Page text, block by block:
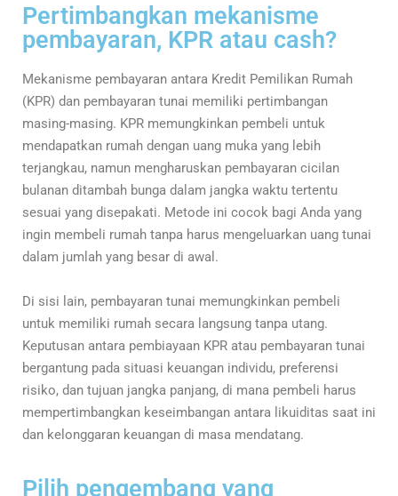
Pertimbangkan mekanisme
pembayaran, KPR atau cash?
Mekanisme pembayaran antara Kredit Pemilikan Rumah
(KPR) dan pembayaran tunai memiliki pertimbangan
masing-masing. KPR memungkinkan pembeli untuk
mendapatkan rumah dengan uang muka yang lebih
terjangkau, namun mengharuskan pembayaran cicilan
bulanan ditambah bunga dalam jangka waktu tertentu
sesuai yang disepakati. Metode ini cocok bagi Anda yang
ingin membeli rumah tanpa harus mengeluarkan uang tunai
dalam jumlah yang besar di awal.
Di sisi lain, pembayaran tunai memungkinkan pembeli
untuk memiliki rumah secara langsung tanpa utang.
Keputusan antara pembiayaan KPR atau pembayaran tunai
bergantung pada situasi keuangan individu, preferensi
risiko, dan tujuan jangka panjang, di mana pembeli harus
mempertimbangkan keseimbangan antara likuiditas saat ini
dan kelonggaran keuangan di masa mendatang.
Pilih pengembang yang